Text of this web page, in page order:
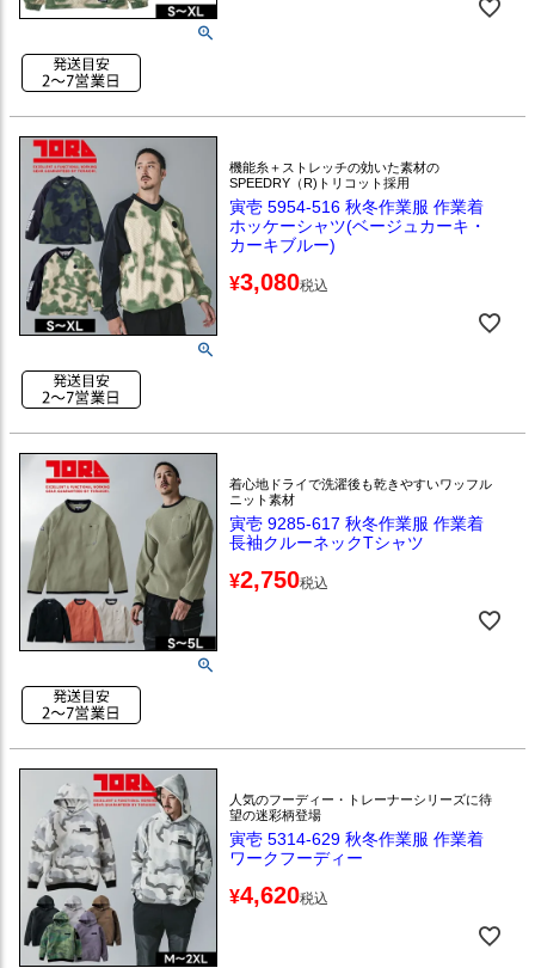
機能糸＋ストレッチの効いた素材の
SPEEDRY（R)トリコット採用
寅壱 5954-516 秋冬作業服 作業着
ホッケーシャツ(ベージュカーキ・
カーキブルー)
¥3,080税込
着心地ドライで洗濯後も乾きやすいワッフル
ニット素材
寅壱 9285-617 秋冬作業服 作業着
長袖クルーネックTシャツ
¥2,750税込
人気のフーディー・トレーナーシリーズに待
望の迷彩柄登場
寅壱 5314-629 秋冬作業服 作業着
ワークフーディー
¥4,620税込